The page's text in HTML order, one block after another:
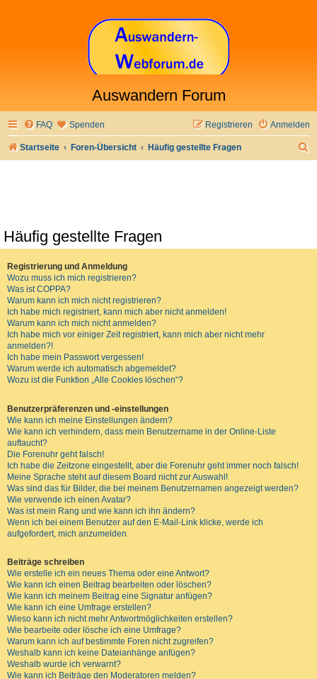
Auswandern Forum
FAQ Spenden Anmelden
Registrieren
Startseite Foren-Übersicht Häufig gestellte Fragen
Häufig gestellte Fragen
Registrierung und Anmeldung
Wozu muss ich mich registrieren?
Was ist COPPA?
Warum kann ich mich nicht registrieren?
Ich habe mich registriert, kann mich aber nicht anmelden!
Warum kann ich mich nicht anmelden?
Ich habe mich vor einiger Zeit registriert, kann mich aber nicht mehr
anmelden?!
Ich habe mein Passwort vergessen!
Warum werde ich automatisch abgemeldet?
Wozu ist die Funktion „Alle Cookies löschen“?
Benutzerpräferenzen und -einstellungen
Wie kann ich meine Einstellungen ändern?
Wie kann ich verhindern, dass mein Benutzername in der Online-Liste
auftaucht?
Die Forenuhr geht falsch!
Ich habe die Zeitzone eingestellt, aber die Forenuhr geht immer noch falsch!
Meine Sprache steht auf diesem Board nicht zur Auswahl!
Was sind das für Bilder, die bei meinem Benutzernamen angezeigt werden?
Wie verwende ich einen Avatar?
Was ist mein Rang und wie kann ich ihn ändern?
Wenn ich bei einem Benutzer auf den E-Mail-Link klicke, werde ich
aufgefordert, mich anzumelden.
Beiträge schreiben
Wie erstelle ich ein neues Thema oder eine Antwort?
Wie kann ich einen Beitrag bearbeiten oder löschen?
Wie kann ich meinem Beitrag eine Signatur anfügen?
Wie kann ich eine Umfrage erstellen?
Wieso kann ich nicht mehr Antwortmöglichkeiten erstellen?
Wie bearbeite oder lösche ich eine Umfrage?
Warum kann ich auf bestimmte Foren nicht zugreifen?
Weshalb kann ich keine Dateianhänge anfügen?
Weshalb wurde ich verwarnt?
Wie kann ich Beiträge den Moderatoren melden?